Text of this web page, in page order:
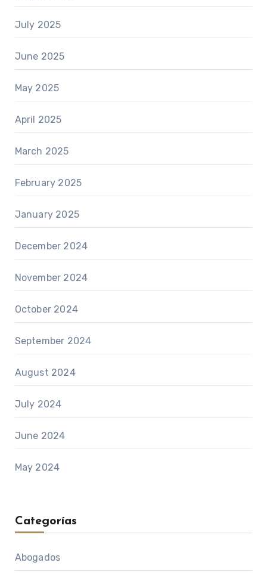
July 2025
June 2025
May 2025
April 2025
March 2025
February 2025
January 2025
December 2024
November 2024
October 2024
September 2024
August 2024
July 2024
June 2024
May 2024
Categorías
Abogados